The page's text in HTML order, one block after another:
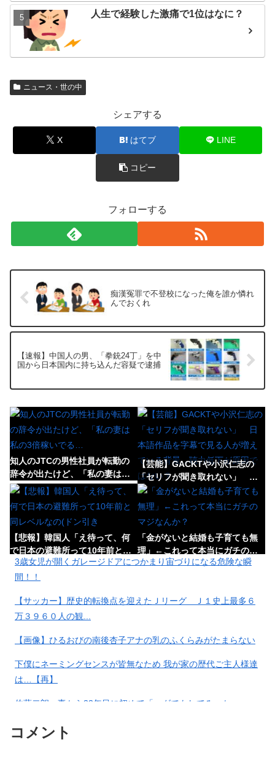
人生で経験した激痛で1位はなに？
ニュース・世の中
シェアする
X はてブ LINE
コピー
フォローする
痴漢冤罪で不登校になった俺を誰か憐れ
んでおくれ
【速報】中国人の男、「拳銃24丁」を中
国から日本国内に持ち込んだ容疑で逮捕
知人のJTCの男性社員が転勤の
辞令が出たけど、「私の妻は私
の3倍稼いでる…
【芸能】GACKTや小沢仁志の
「セリフが聞き取れない」 日
本語作品を字幕で見る人が増え
ている背景…聴力低下が原因で
はない？
【悲報】韓国人「え待って、何
で日本の避難所って10年前と同
レベルなの(ドン引き
「金がないと結婚も子育ても無
理」←これって本当にガチのマ
ジなんか？
保護猫カフェで流血するくらい
ら元々虐待を受け…
ースで推移 「賃上げできず」
【悲報】ロシア、じわじわと逝
き始める
挙げてけ→
3歳女児が開くガレージドアにつかまり宙づりになる危険な瞬
間！！
【サッカー】歴史的転換点を迎えたＪリーグ Ｊ１史上最多６
万３９６０人の観...
【画像】ひるおびの南後杏子アナの乳のふくらみがたまらない
下僕にネーミングセンスが皆無なため 我が家の歴代ご主人様達
は…【再】
佐藤二朗、妻から33年目に初めて「ハグでもしてみっか」
コメント